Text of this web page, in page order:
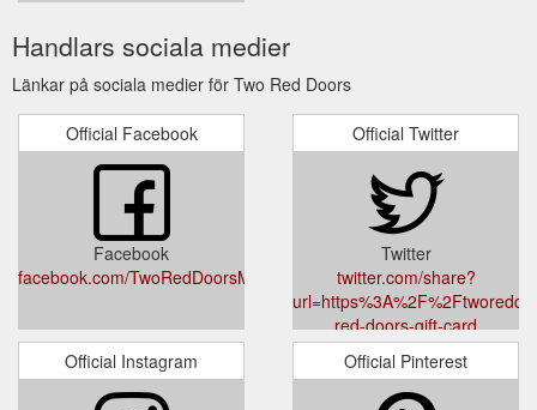
Handlars sociala medier
Länkar på sociala medier för Two Red Doors
Official Facebook
Facebook
facebook.com/TwoRedDoorsMillmerran/
Official Twitter
Twitter
twitter.com/share?
red-doors-gift-card
Official Instagram
Official Pinterest